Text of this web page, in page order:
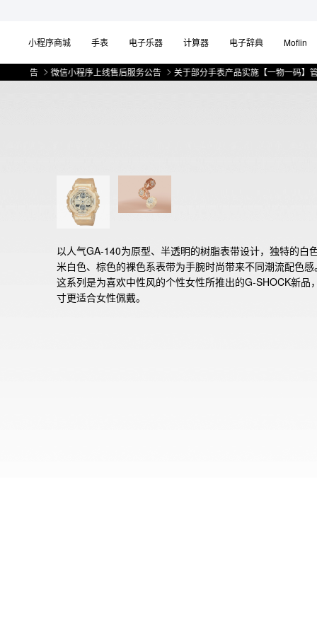
小程序商城 手表 电子乐器 计算器 电子辞典 Moflin
微信小程序上线售后服务公告 关于部分手表产品实施【一物一码】管理的公告
以人气GA-140为原型、半透明的树脂表带设计，独特的白
米白色、棕色的裸色系表带为手腕时尚带来不同潮流配色
这系列是为喜欢中性风的个性女性所推出的G-SHOCK新品
寸更适合女性佩戴。